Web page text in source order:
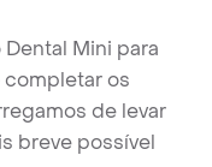
Mini para
completar os
de levar
breve possível